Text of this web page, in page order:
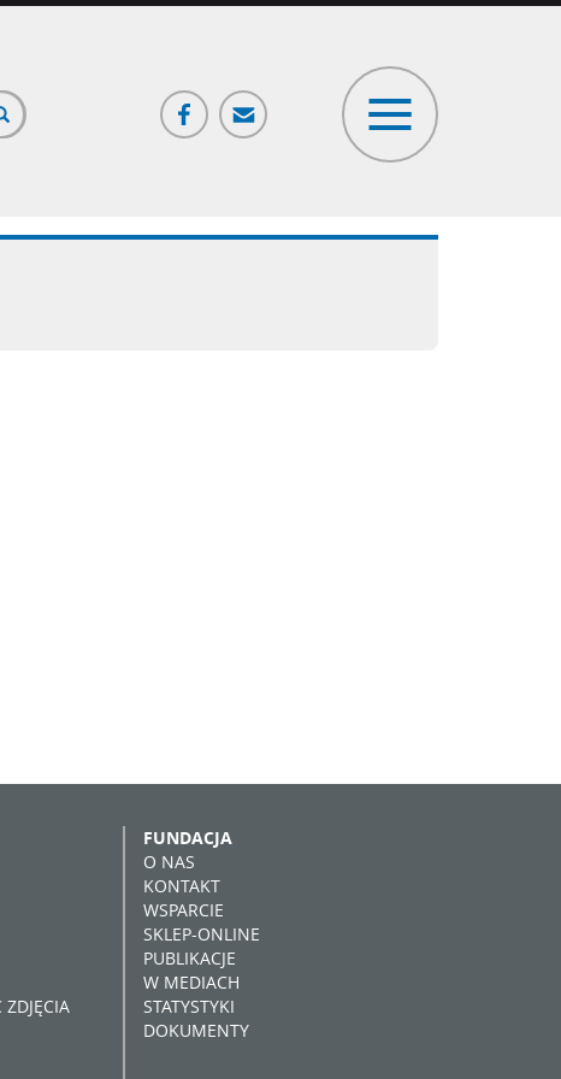
FacebookPoczta
FUNDACJA
O NAS
KONTAKT
WSPARCIE
SKLEP-ONLINE
PUBLIKACJE
W MEDIACH
STATYSTYKI
DOKUMENTY